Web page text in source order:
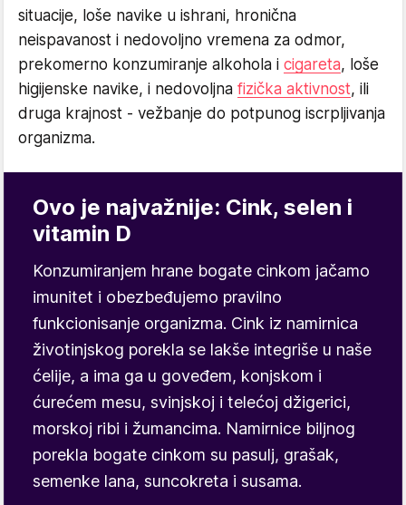
situacije, loše navike u ishrani, hronična
neispavanost i nedovoljno vremena za odmor,
prekomerno konzumiranje alkohola i cigareta, loše
higijenske navike, i nedovoljna fizička aktivnost, ili
druga krajnost - vežbanje do potpunog iscrpljivanja
organizma.
Ovo je najvažnije: Cink, selen i
vitamin D
Konzumiranjem hrane bogate cinkom jačamo
imunitet i obezbeđujemo pravilno
funkcionisanje organizma. Cink iz namirnica
životinjskog porekla se lakše integriše u naše
ćelije, a ima ga u goveđem, konjskom i
ćurećem mesu, svinjskoj i telećoj džigerici,
morskoj ribi i žumancima. Namirnice biljnog
porekla bogate cinkom su pasulj, grašak,
semenke lana, suncokreta i susama.